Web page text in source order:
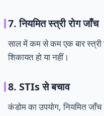
7. नियमित स्त्री रोग जाँच
साल में कम से कम एक बार स्त्री
शिकायत हो या नहीं।
8. STIs से बचाव
कंडोम का उपयोग, नियमित